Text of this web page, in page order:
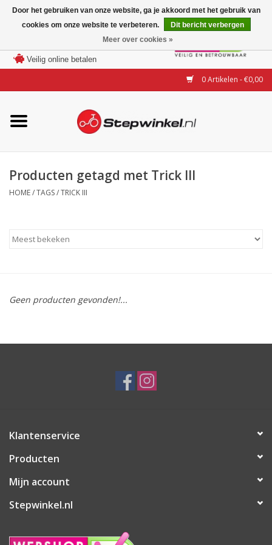
Veilig online betalen
0 Artikelen - €0,00
Merken
Modellen
Accessoires
Steps huren of uitproberen
Producten getagd met Trick III
HOME/TAGS/TRICK III
Geen producten gevonden!...
Klantenservice
Producten
Mijn account
Stepwinkel.nl
Door het gebruiken van onze website, ga je akkoord met het gebruik van
cookies om onze website te verbeteren.
Dit bericht verbergen
Meer over cookies »